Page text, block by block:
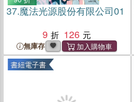
37.魔法光源股份有限公司01
9
126
無庫存
書紐電子書